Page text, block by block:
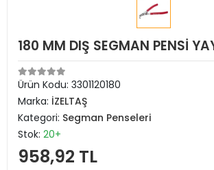
180 MM DIŞ SEGMAN PENSİ
Ürün Kodu: 3301120180
Marka: İZELTAŞ
Kategori: Segman Penseleri
Stok: 20+
958,92 TL